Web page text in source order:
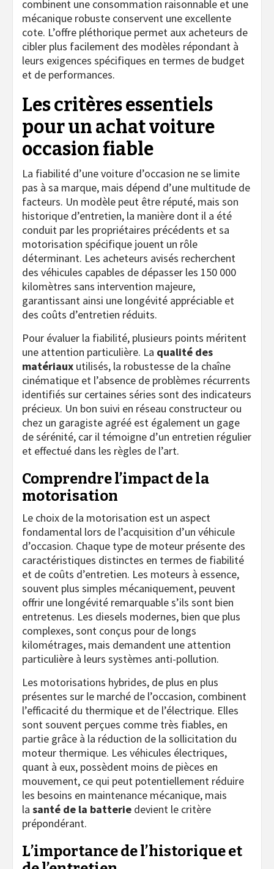
combinent une consommation raisonnable et une
mécanique robuste conservent une excellente
cote. L’offre pléthorique permet aux acheteurs de
cibler plus facilement des modèles répondant à
leurs exigences spécifiques en termes de budget
et de performances.
Les critères essentiels
pour un achat voiture
occasion fiable
La fiabilité d’une voiture d’occasion ne se limite
pas à sa marque, mais dépend d’une multitude de
facteurs. Un modèle peut être réputé, mais son
historique d’entretien, la manière dont il a été
conduit par les propriétaires précédents et sa
motorisation spécifique jouent un rôle
déterminant. Les acheteurs avisés recherchent
des véhicules capables de dépasser les 150 000
kilomètres sans intervention majeure,
garantissant ainsi une longévité appréciable et
des coûts d’entretien réduits.
Pour évaluer la fiabilité, plusieurs points méritent
une attention particulière. La qualité des
matériaux utilisés, la robustesse de la chaîne
cinématique et l’absence de problèmes récurrents
identifiés sur certaines séries sont des indicateurs
précieux. Un bon suivi en réseau constructeur ou
chez un garagiste agréé est également un gage
de sérénité, car il témoigne d’un entretien régulier
et effectué dans les règles de l’art.
Comprendre l’impact de la
motorisation
Le choix de la motorisation est un aspect
fondamental lors de l’acquisition d’un véhicule
d’occasion. Chaque type de moteur présente des
caractéristiques distinctes en termes de fiabilité
et de coûts d’entretien. Les moteurs à essence,
souvent plus simples mécaniquement, peuvent
offrir une longévité remarquable s’ils sont bien
entretenus. Les diesels modernes, bien que plus
complexes, sont conçus pour de longs
kilométrages, mais demandent une attention
particulière à leurs systèmes anti-pollution.
Les motorisations hybrides, de plus en plus
présentes sur le marché de l’occasion, combinent
l’efficacité du thermique et de l’électrique. Elles
sont souvent perçues comme très fiables, en
partie grâce à la réduction de la sollicitation du
moteur thermique. Les véhicules électriques,
quant à eux, possèdent moins de pièces en
mouvement, ce qui peut potentiellement réduire
les besoins en maintenance mécanique, mais
la santé de la batterie devient le critère
prépondérant.
L’importance de l’historique et